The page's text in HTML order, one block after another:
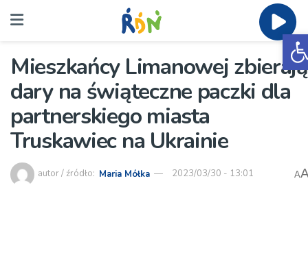
Mieszkańcy Limanowej zbierają
dary na świąteczne paczki dla
partnerskiego miasta
Truskawiec na Ukrainie
autor / źródło: Maria Mółka 2023/03/30 - 13:01 A